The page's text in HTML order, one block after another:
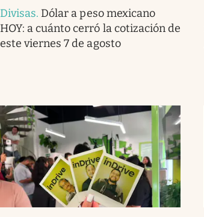
Divisas. Dólar a peso mexicano
HOY: a cuánto cerró la cotización de
este viernes 7 de agosto